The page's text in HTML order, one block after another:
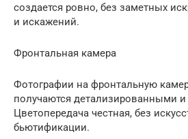
создается ровно, без заметных
и искажений.
Фронтальная камера
Фотографии на фронтальную
получаются детализированными
Цветопередача честная, без
бьютификации.